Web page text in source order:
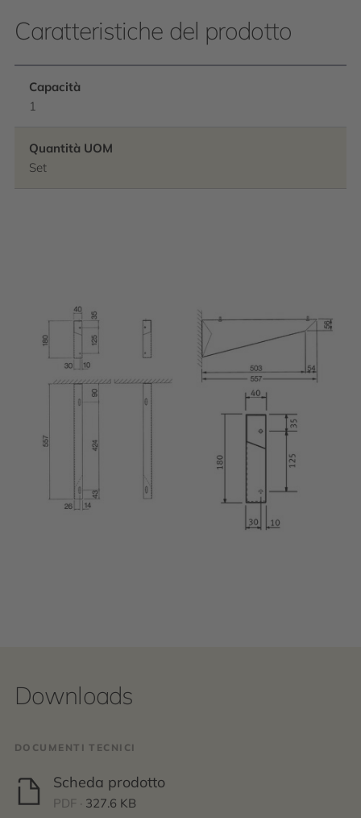
Caratteristiche del prodotto
Capacità
1
Quantità UOM
Set
Downloads
DOCUMENTI TECNICI
Scheda prodotto
PDF · 327.6 KB